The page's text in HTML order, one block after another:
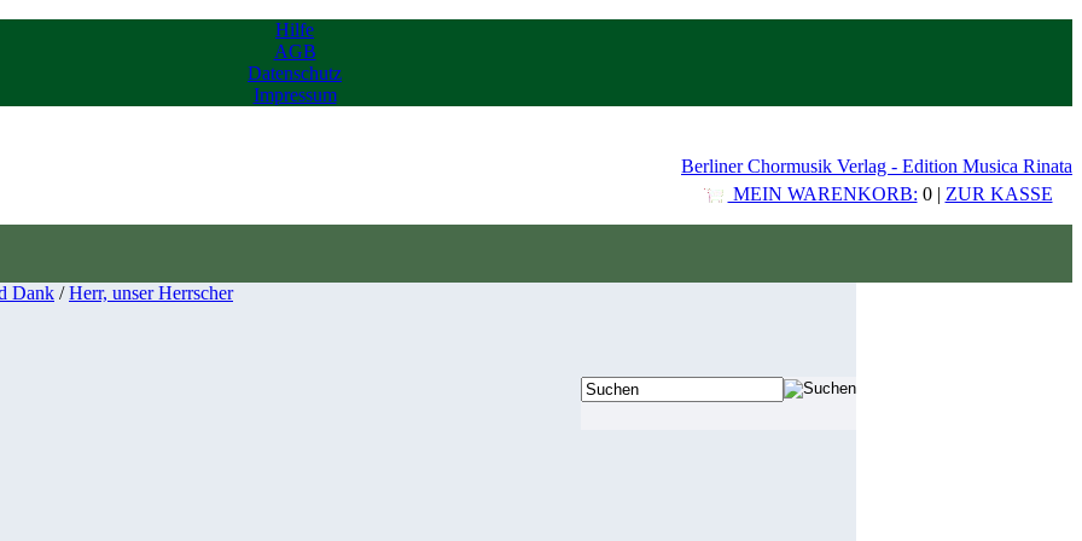
Hilfe
AGB
Datenschutz
Impressum
Berliner Chormusik Verlag - Edition Musica Rinata
MEIN WARENKORB: 0 | ZUR KASSE
Dank /Herr, unser Herrscher